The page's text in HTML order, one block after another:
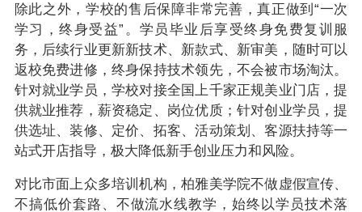
除此之外，学校的售后保障非常完善，真正做到“一次
学习，终身受益”。学员毕业后享受终身免费复训 服
务，后续行业更新新技术、新款式、新审美，随时可以
返校免费进修，终身保持技术领先，不会被市场淘汰。
针对就业学员，学校对接全国上千家正规美业门店，提
供就业推荐，薪资稳定、岗位优质；针对创业学员，提
供选址、装修、定价、拓客、活动策划、客源扶持等一
站式开店指导，极大降低新手创业压力和风险。
对比市面上众多培训机构，柏雅美学院不做虚假宣传、
不搞低价套路、不做流水线教学，始终以学员技术落